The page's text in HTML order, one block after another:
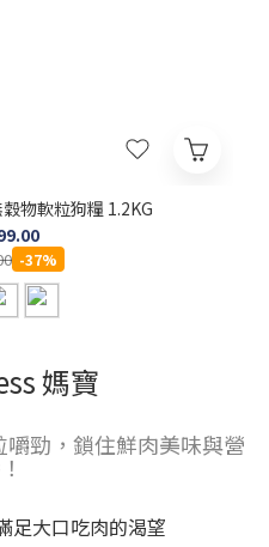
物軟粒狗糧 1.2KG
-37%
媽寶
勁，鎖住鮮肉美味與營
足大口吃肉的渴望